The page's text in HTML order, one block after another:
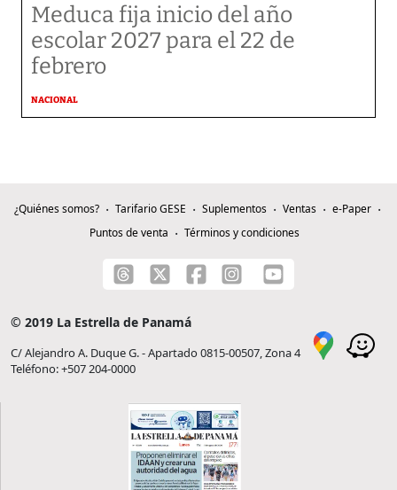
Meduca fija inicio del año
escolar 2027 para el 22 de
febrero
NACIONAL
¿Quiénes somos? Tarifario GESE Suplementos Ventas
e-Paper
Puntos de venta
Términos y condiciones
© 2019 La Estrella de Panamá
C/ Alejandro A. Duque G. - Apartado 0815-00507, Zona 4
Teléfono: +507 204-0000